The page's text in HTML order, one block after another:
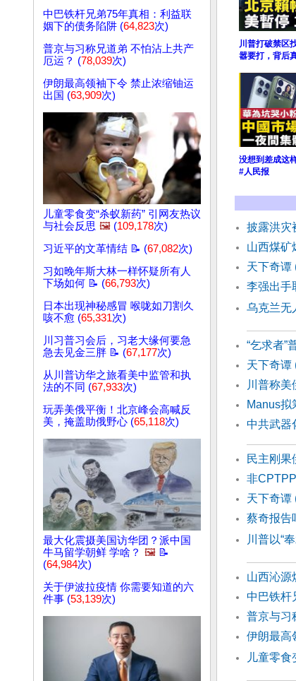
中巴铁杆兄弟75年真相：利益联
姻下的债务陷阱 (64,823次)
普京与习称兄道弟 不怕沾上共产
厄运？ (78,039次)
伊朗最高领袖下令 禁止浓缩铀运
出国 (63,909次)
儿童零食变“杀蚁新药” 引网友热议
与社会反思 🖼️ (109,178次)
习近平的文革情结 📝 (67,082次)
习如晚年斯大林一样怀疑所有人
下场如何 📝 (66,793次)
日本出现神秘感冒 喉咙如刀割久
咳不愈 (65,331次)
川习普习会后，习老大缘何要急
急去见金三胖 📝 (67,177次)
从川普访华之旅看美中监管和执
法的不同 (67,933次)
玩弄美俄平衡！北京峰会高喊反
美，掩盖助俄野心 (65,118次)
最大化震摄美国访华团？派中国
牛马留学朝鲜 学啥？ 🖼️ 📝
(64,984次)
关于伊波拉疫情 你需要知道的六
件事 (53,139次)
川普打破禁区
嚣要打，背后
没想到差成这
#人民报
披露洪灾
山西煤矿
天下奇谭
李强出手
乌克兰无
“乞求者”
天下奇谭
川普称
Manus拟
中共武器
民主刚果
非
天下奇谭
蔡奇报告
川普以“
山西沁源
中巴铁杆
普京与习
伊朗最高
儿童零食